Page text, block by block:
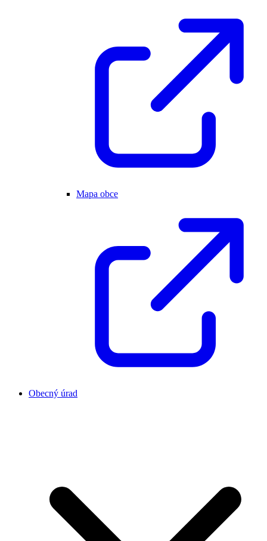
Mapa obce
Obecný úrad